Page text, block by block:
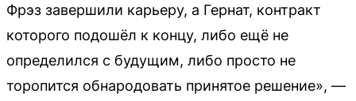
Фрэз завершили карьеру, а Гернат, контракт
которого подошёл к концу, либо ещё не
определился с будущим, либо просто не
торопится обнародовать принятое решение», —